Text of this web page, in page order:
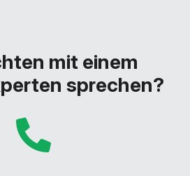
mit einem
sprechen?